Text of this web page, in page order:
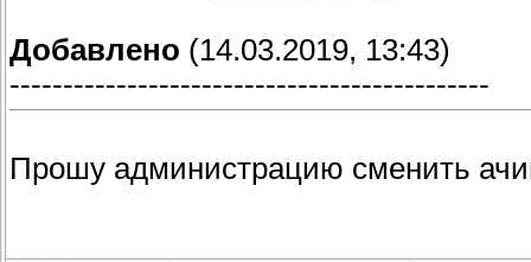
Добавлено (14.03.2019, 13:43)
---------------------------------------------
Прошу администрацию сменить